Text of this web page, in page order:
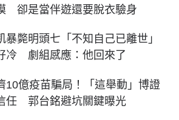
卻是當伴遊還要脫衣驗身
暴斃明頭七「不知自己已離世」
冷 劇組感應：他回來了
10億疫苗騙局！「這舉動」博證
任 郭台銘避坑關鍵曝光